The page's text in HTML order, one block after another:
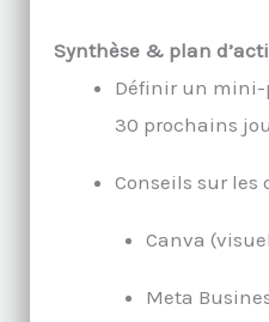
Synthèse & plan
Définir un
30 prochains
Conseils sur les
Canva
Meta